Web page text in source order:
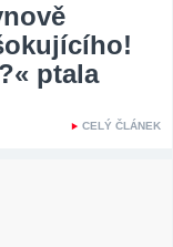
ptala
CELÝ ČLÁNEK